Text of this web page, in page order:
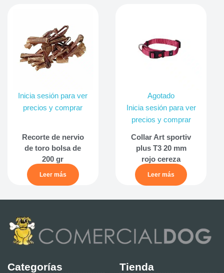
Inicia sesión para ver
precios y comprar
Recorte de nervio
de toro bolsa de
200 gr
Leer más
Agotado
Inicia sesión para ver
precios y comprar
Collar Art sportiv
plus T3 20 mm
rojo cereza
Leer más
Categorías Tienda